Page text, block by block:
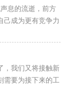
息的流逝，前方
己成为更有竞争力
大...
，我们又将接触新
需要为接下来的工
呢？以...